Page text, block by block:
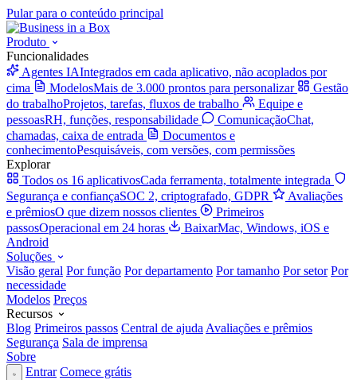
Pular para o conteúdo principal
Produto
Funcionalidades
Agentes IAIntegrados em cada aplicativo, não acoplados por
cima
ModelosMais de 3.000 prontos para personalizar
Gestão
do trabalhoProjetos, tarefas, fluxos de trabalho
Equipe e
pessoasRH, funções, responsabilidade ComunicaçãoChat,
chamadas, caixa de entrada
Documentos e
conhecimentoPesquisáveis, com versões, com permissões
Explorar
Todos os 16 aplicativosCada ferramenta, totalmente integrada
Segurança e confiançaSOC 2, criptografado, GDPR
Avaliações
e prêmiosO que dizem nossos clientes
Primeiros
passosOperacional em 24 horas BaixarMac, Windows, iOS e
Android
Soluções
Visão geral Por função Por departamento Por tamanho Por setor Por
necessidade
Modelos Preços
Recursos
Blog Primeiros passos Central de ajuda Avaliações e prêmios
Segurança Sala de imprensa
Sobre
Entrar Comece grátis